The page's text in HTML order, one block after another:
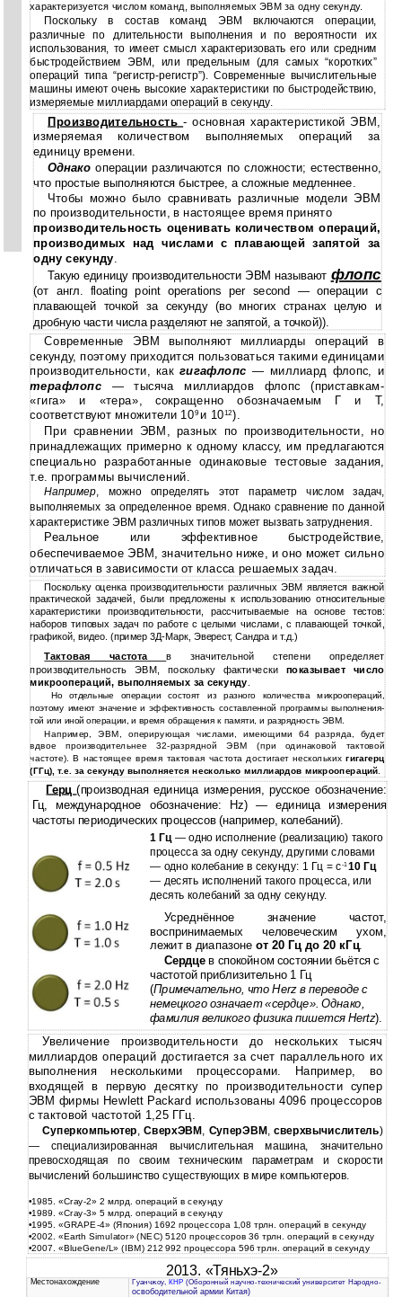
характеризуется числом команд, выполняемых ЭВМ за одну секунду.
Поскольку в состав команд ЭВМ включаются операции,
различные по длительности выполнения и по вероятности их
использования, то имеет смысл характеризовать его или средним
быстродействием ЭВМ, или предельным (для самых “коротких”
операций типа “регистр-регистр”). Современные вычислительные
машины имеют очень высокие характеристики по быстродействию,
измеряемые миллиардами операций в секунду.
Производительность- основная характеристикой ЭВМ,
измеряемая количеством выполняемых­ операций за
единицу времени.
Однакооперации различаются­ по сложности; естественно,
что простые выполняются быстрее, а сложные медленнее.
Чтобы можно было сравнивать различные­ модели ЭВМ
по производительности, в настоящее время принято
производительность оценивать количеством операций,
производимых над числами с плавающей запятой за
одну секунду.
Такую единицу производительности ЭВМ называют флопс
(от англ. floating point operations per second — операции с
плавающей точкой­ за секунду (во многих странах целую и
дробную части числа разделяют не запятой, а точкой)).
Современные ЭВМ выполняют миллиарды операций в
секунду, поэтому приходится пользоваться­ такими единицами
производительности, какгигафлопс— миллиард­ флопс, и
терафлопс — тысяча миллиардов флопс (приставкам­
«гига» и «тера», сокращенно обозначаемым Г и Т,
соответствуют­ множители 109и 1012).
При сравнении ЭВМ, разных по производительности, но
принадлежащих примерно к одному классу,­ им предлагаются
специально разработанные одинаковые тестовые­ задания,
т.е. программы вычислений.
Например, можно определять этот параметр числом задач,
выполняемых за определенное время. Однако сравнение по данной
характеристике ЭВМ различных типов может вызвать затруднения.
Реальное или эффективное быстродействие,
обеспечиваемое ЭВМ, значительно ниже, и оно может сильно
отличаться в зависимости от класса решаемых задач.
Поскольку оценка производительности различных ЭВМ является важной
практической задачей, были предложены к использованию относительные
характеристики производительности, рассчитываемые на основе тестов:
наборов типовых задач по работе с целыми числами, с плавающей точкой,
графикой, видео. (пример 3Д-Марк, Эверест, Сандра и т.д.)
Тактовая частотав значительной степени определяет
производительность­ ЭВМ, поскольку фактически показывает число
микроопераций, выполняемых за секунду.
Но отдельные операции­ состоят из разного количества микроопераций,
поэтому имеют­ значение и эффективность составленной программы выполнения­
той или иной операции, и время обращения к памяти, и разрядность ЭВМ.
Например, ЭВМ, оперирующая числами, имеющими­ 64 разряда, будет
вдвое производительнее 32-разрядной ЭВМ (при одинаковой тактовой
частоте). В настоящее время тактовая частота достигает несколькихгигагерц
(ГГц), т.е. за секунду выполняется несколько миллиардов микроопераций.
Герц(производная единица измерения, русское обозначение:
Гц, международное обозначение: Hz) — единица измерения
частоты периодических процессов (например, колебаний).
1 Гц — одно исполнение (реализацию) такого
процесса за одну секунду, другими словами
— одно колебание в секунду: 1 Гц = с-1 10 Гц
— десять исполнений такого процесса, или
десять колебаний за одну секунду.
Усреднённое значение частот,
воспринимаемых человеческим ухом,
лежит в диапазоне от 20 Гц до 20 кГц.
Сердцев спокойном состоянии бьётся с
частотой приблизительно 1 Гц
(Примечательно, что Herz в переводе с
немецкого означает «сердце». Однако,
фамилия великого физика пишется Hertz).
Увеличение производительности до нескольких тысяч
миллиардов операций достигается за счет параллельного их
выполнения несколькими процессорами. Например, во
входящей в первую десятку по производительности­ супер
ЭВМ фирмы Hewlett Packard использованы­ 4096 процессоров
с тактовой частотой 1,25 ГГц.
Суперкомпьютер ,СверхЭВМ СуперЭВМ сверхвычислитель)
— специализированная вычислительная машина, значительно
превосходящая по своим техническим параметрам и скорости
вычислений большинство существующих в мире компьютеров.
•1985. «Cray-2» 2 млрд. операций в секунду
•1989. «Cray-3» 5 млрд. операций в секунду
•1995. «GRAPE-4» (Япония) 1692 процессора 1,08 трлн. операций в секунду
•2002. «Earth Simulator» (NEC) 5120 процессоров 36 трлн. операций в секунду
•2007. «BlueGene/L» (IBM) 212 992 процессора 596 трлн. операций в секунду
2013. «Тяньхэ-2»
Местонахождение Гуанчжоу, КНР (Оборонный научно-технический университет Народно-
освободительной армии Китая)